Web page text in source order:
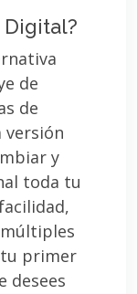
Digital?
de
de
versión
y
toda tu
primer
desees